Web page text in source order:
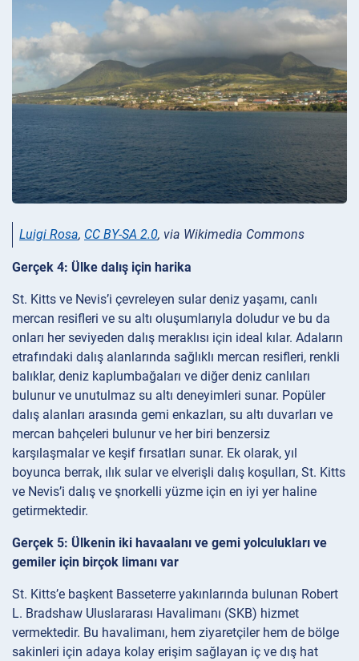
Luigi Rosa, CC BY-SA 2.0, via Wikimedia Commons
Gerçek 4: Ülke dalış için harika
St. Kitts ve Nevis’i çevreleyen sular deniz yaşamı, canlı
mercan resifleri ve su altı oluşumlarıyla doludur ve bu da
onları her seviyeden dalış meraklısı için ideal kılar. Adaların
etrafındaki dalış alanlarında sağlıklı mercan resifleri, renkli
balıklar, deniz kaplumbağaları ve diğer deniz canlıları
bulunur ve unutulmaz su altı deneyimleri sunar. Popüler
dalış alanları arasında gemi enkazları, su altı duvarları ve
mercan bahçeleri bulunur ve her biri benzersiz
karşılaşmalar ve keşif fırsatları sunar. Ek olarak, yıl
boyunca berrak, ılık sular ve elverişli dalış koşulları, St. Kitts
ve Nevis’i dalış ve şnorkelli yüzme için en iyi yer haline
getirmektedir.
Gerçek 5: Ülkenin iki havaalanı ve gemi yolculukları ve
gemiler için birçok limanı var
St. Kitts’e başkent Basseterre yakınlarında bulunan Robert
L. Bradshaw Uluslararası Havalimanı (SKB) hizmet
vermektedir. Bu havalimanı, hem ziyaretçiler hem de bölge
sakinleri için adaya kolay erişim sağlayan iç ve dış hat